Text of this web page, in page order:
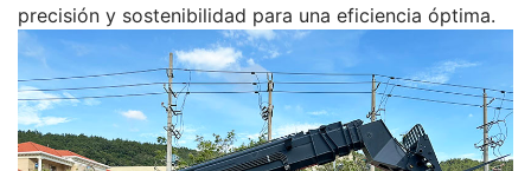
precisión y sostenibilidad para una eficiencia óptima.